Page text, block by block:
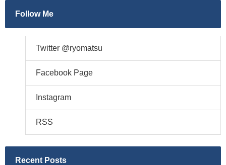
Follow Me
Twitter @ryomatsu
Facebook Page
Instagram
RSS
Recent Posts